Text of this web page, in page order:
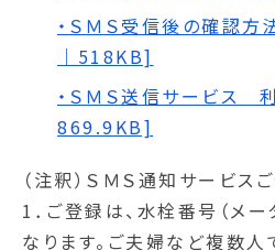
・ＳＭＳ受信後の確認
｜518KB]
・ＳＭＳ送信サービス
869.9KB]
（注釈）ＳＭＳ通知サービス
1．ご登録は、水栓番号（メ
なります。ご夫婦など複数